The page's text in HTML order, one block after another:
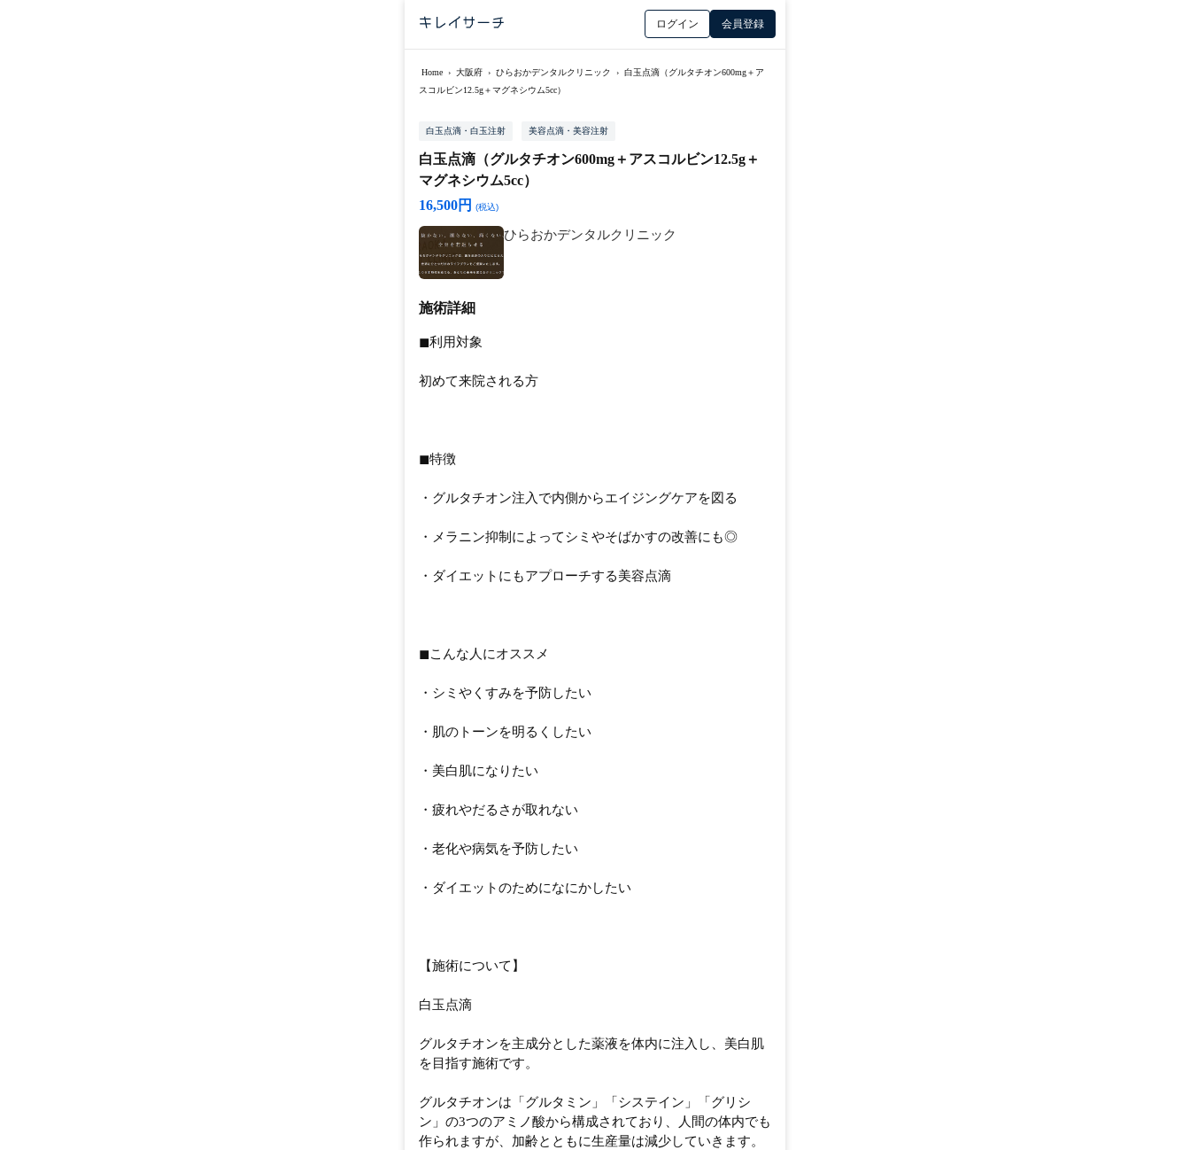
ログイン 会員登録
Home › 大阪府 › ひらおかデンタルクリニック › 白玉点滴（グルタチオン600mg＋ア
スコルビン12.5g＋マグネシウム5cc）
白玉点滴・白玉注射 美容点滴・美容注射
白玉点滴（グルタチオン600mg＋アスコルビン12.5g＋
マグネシウム5cc）
16,500円
(税込)
ひらおかデンタルクリニック
施術詳細
◼︎利用対象
初めて来院される方
◼︎特徴
・グルタチオン注入で内側からエイジングケアを図る
・メラニン抑制によってシミやそばかすの改善にも◎
・ダイエットにもアプローチする美容点滴
◼︎こんな人にオススメ
・シミやくすみを予防したい
・肌のトーンを明るくしたい
・美白肌になりたい
・疲れやだるさが取れない
・老化や病気を予防したい
・ダイエットのためになにかしたい
【施術について】
白玉点滴
グルタチオンを主成分とした薬液を体内に注入し、美白肌
を目指す施術です。
グルタチオンは「グルタミン」「システイン」「グリシ
ン」の3つのアミノ酸から構成されており、人間の体内でも
作られますが、加齢とともに生産量は減少していきます。